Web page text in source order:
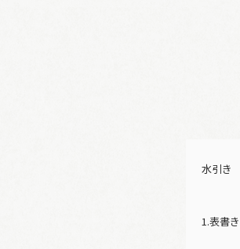
水引き
1.表書き